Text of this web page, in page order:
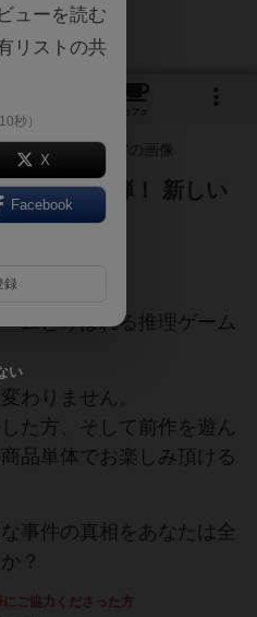
カフェ
ーズの第二弾！ 新しい
ムと呼ばれる推理ゲーム
わりません。
た方、そして前作を遊ん
品単体でお楽しみ頂ける
事件の真相をあなたは全
？
にご協力くださった方
ューを読む
リストの共
秒）
X
Facebook
録
い